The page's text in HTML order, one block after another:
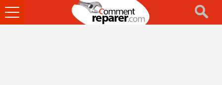
Ouvrir
le